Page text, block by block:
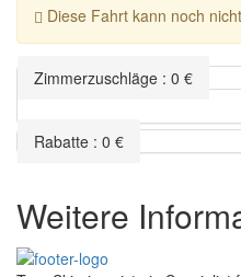
Diese Fahrt kann noch
Zimmerzuschläge : 0 €
Rabatte : 0 €
Weitere